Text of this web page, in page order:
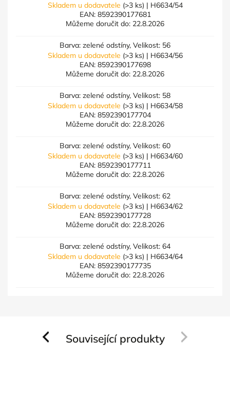
Skladem u dodavatele (>3 ks) | H6634/54
EAN: 8592390177681
Můžeme doručit do: 22.8.2026
Barva: zelené odstíny, Velikost: 56
Skladem u dodavatele (>3 ks) | H6634/56
EAN: 8592390177698
Můžeme doručit do: 22.8.2026
Barva: zelené odstíny, Velikost: 58
Skladem u dodavatele (>3 ks) | H6634/58
EAN: 8592390177704
Můžeme doručit do: 22.8.2026
Barva: zelené odstíny, Velikost: 60
Skladem u dodavatele (>3 ks) | H6634/60
EAN: 8592390177711
Můžeme doručit do: 22.8.2026
Barva: zelené odstíny, Velikost: 62
Skladem u dodavatele (>3 ks) | H6634/62
EAN: 8592390177728
Můžeme doručit do: 22.8.2026
Barva: zelené odstíny, Velikost: 64
Skladem u dodavatele (>3 ks) | H6634/64
EAN: 8592390177735
Můžeme doručit do: 22.8.2026
Související produkty
Previous Next